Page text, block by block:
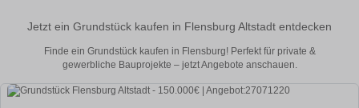
Jetzt ein Grundstück kaufen in Flensburg Altstadt entdecken
Finde ein Grundstück kaufen in Flensburg! Perfekt für private &
gewerbliche Bauprojekte – jetzt Angebote anschauen.